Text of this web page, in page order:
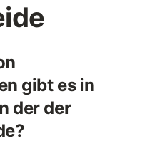
gibt es in
der der